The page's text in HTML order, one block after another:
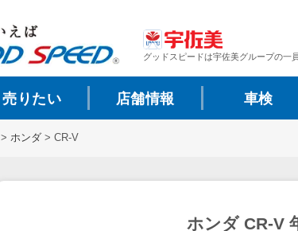
グッドスピードは宇佐美グループの一
売りたい 店舗情報 車検
> ホンダ > CR-V
ホンダ CR-V